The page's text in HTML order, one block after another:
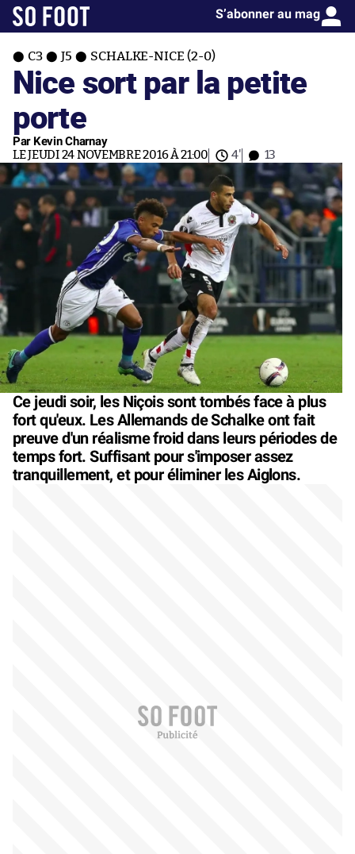
S’abonner au mag
C3 J5 SCHALKE-NICE (2-0)
Nice sort par la petite
porte
Par Kevin Charnay
LE JEUDI 24 NOVEMBRE 2016 À 21:00 4' 13
Ce jeudi soir, les Niçois sont tombés face à plus
fort qu'eux. Les Allemands de Schalke ont fait
preuve d'un réalisme froid dans leurs périodes de
temps fort. Suffisant pour s'imposer assez
tranquillement, et pour éliminer les Aiglons.